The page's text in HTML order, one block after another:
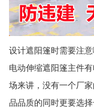
设计遮阳篷时需要注
电动伸缩遮阳篷主件
场来讲，没有一个厂
品品质的同时更要选